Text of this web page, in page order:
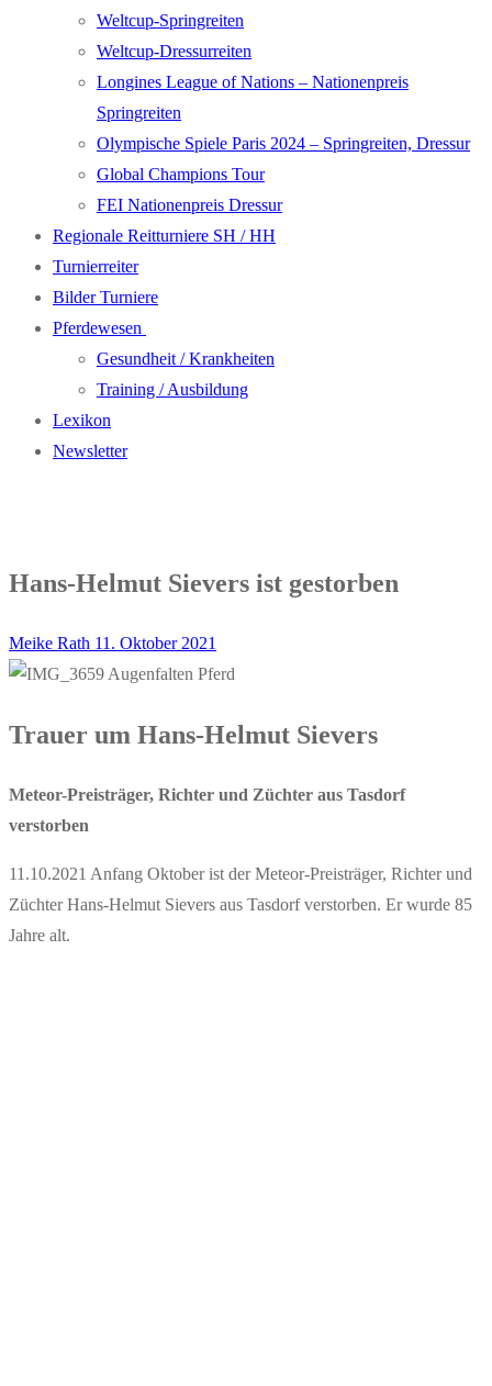
Weltcup-Springreiten
Weltcup-Dressurreiten
Longines League of Nations – Nationenpreis
Springreiten
Olympische Spiele Paris 2024 – Springreiten, Dressur
Global Champions Tour
FEI Nationenpreis Dressur
Regionale Reitturniere SH / HH
Turnierreiter
Bilder Turniere
Pferdewesen
Gesundheit / Krankheiten
Training / Ausbildung
Lexikon
Newsletter
Hans-Helmut Sievers ist gestorben
Meike Rath 11. Oktober 2021
Trauer um Hans-Helmut Sievers
Meteor-Preisträger, Richter und Züchter aus Tasdorf
verstorben
11.10.2021 Anfang Oktober ist der Meteor-Preisträger, Richter und
Züchter Hans-Helmut Sievers aus Tasdorf verstorben. Er wurde 85
Jahre alt.